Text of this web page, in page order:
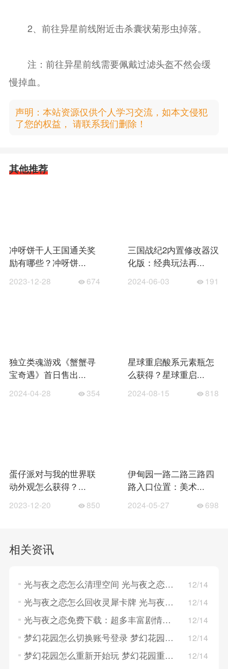
2、前往异星前线附近击杀囊状菊形虫掉落。
注：前往异星前线需要佩戴过滤头盔不然会缓
慢掉血。
声明：本站资源仅供个人学习交流，如本文侵犯
了您的权益， 请联系我们删除！
其他推荐
冲呀饼干人王国通关奖
励有哪些？冲呀饼...
2023-12-28 674
三国战纪2内置修改器汉
化版：经典玩法再...
2024-06-03 191
独立类魂游戏《蟹蟹寻
宝奇遇》首日售出...
2024-04-28 354
星球重启酸系元素瓶怎
么获得？星球重启...
2024-08-15 818
蛋仔派对与我的世界联
动外观怎么获得？...
2023-12-20 850
伊甸园一路二路三路四
路入口位置：美术...
2024-05-27 698
相关资讯
光与夜之恋怎么清理空间 光与夜之恋清理空间的方法 12/14
光与夜之恋怎么回收灵犀卡牌 光与夜之恋回收灵犀卡牌的方法 12/14
光与夜之恋免费下载：超多丰富剧情演绎，卡片精致！ 12/14
梦幻花园怎么切换账号登录 梦幻花园切换账号登录的方法 12/14
梦幻花园怎么重新开始玩 梦幻花园重新开始玩的方法 12/14